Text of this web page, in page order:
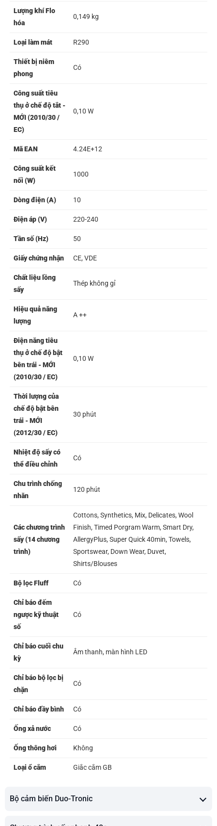
Lượng khí Flo
hóa
0,149 kg
Loại làm mát R290
Thiết bị niêm
phong
Có
Công suất tiêu
thụ ở chế độ tắt -
MỚI (2010/30 /
EC)
0,10 W
Mã EAN 4.24E+12
Công suất kết
nối (W)
1000
Dòng điện (A) 10
Điện áp (V) 220-240
Tần số (Hz) 50
Giấy chứng nhận CE, VDE
Chất liệu lồng
sấy
Thép không gỉ
Hiệu quả năng
lượng
A ++
Điện năng tiêu
thụ ở chế độ bật
bên trái - MỚI
(2010/30 / EC)
0,10 W
Thời lượng của
chế độ bật bên
trái - MỚI
(2012/30 / EC)
30 phút
Nhiệt độ sấy có
thể điều chỉnh
Có
Chu trình chống
nhăn
120 phút
Các chương trình
sấy (14 chương
trình)
Cottons, Synthetics, Mix, Delicates, Wool
Finish, Timed Porgram Warm, Smart Dry,
AllergyPlus, Super Quick 40min, Towels,
Sportswear, Down Wear, Duvet,
Shirts/Blouses
Bộ lọc Fluff Có
Chỉ báo đếm
ngược kỹ thuật
số
Có
Chỉ báo cuối chu
kỳ
Âm thanh, màn hình LED
Chỉ báo bộ lọc bị
chặn
Có
Chỉ báo đầy bình Có
Ống xả nước Có
Ống thông hơi Không
Loại ổ cắm Giắc cắm GB
Bộ cảm biến Duo-Tronic